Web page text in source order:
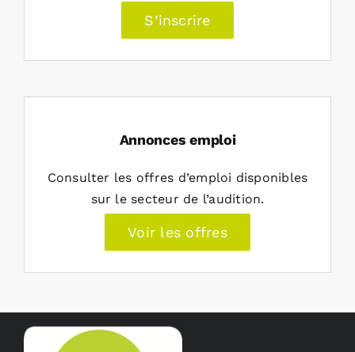
S’inscrire
Annonces emploi
Consulter les offres d’emploi disponibles
sur le secteur de l’audition.
Voir les offres